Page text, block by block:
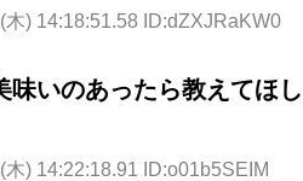
木) 14:18:51.58 ID:dZXJRaKW0
味いのあったら教えてほ
木) 14:22:18.91 ID:o01b5SEIM